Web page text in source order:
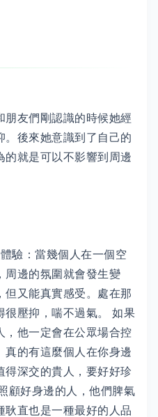
朋友們剛認識的時候她經
。後來她意識到了自己的
的就是可以不影響到周邊
驗：當幾個人在一個空
周邊的氛圍就會發生變
但又能真實感受。處在那
很壓抑，喘不過氣。 如果
，他一定會在公眾場合控
真的有這麼個人在你身邊
得深交的貴人，要好好珍
顧好身邊的人，他們脾氣
耿直也是一種最好的人品